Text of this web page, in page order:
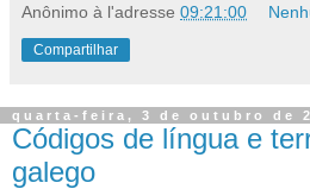
Anônimo à l'adresse 09:21:00
Compartilhar
quarta-feira, 3 de outubro de
Códigos de língua e
galego